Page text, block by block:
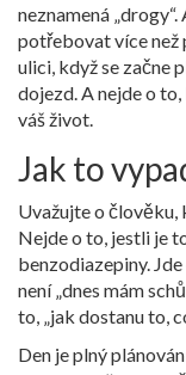
neznamená
potřebovat více než
ulici, když se začne
dojezd. A nejde o
váš život.
Jak to
Uvažujte o člověku,
Nejde o to, jestli je
benzodiazepiny.
není „dnes mám
to, „jak dostanu to,
Den je plný